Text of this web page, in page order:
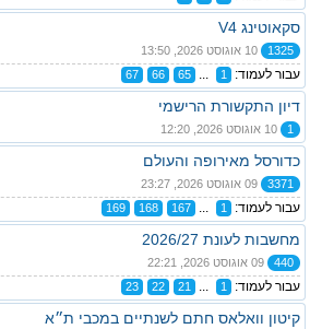
סקאוטינג V4
1325
עבור לעמוד: 1
...
65
66
67
דיון התקשורת הרישמי
1
כדורסל מאירופה והעולם
3371
עבור לעמוד: 1
...
167
168
169
מחשבות לעונת 2026/27
440
עבור לעמוד: 1
...
21
22
23
קיטון וואלאס חתם לשנתיים במכבי ת״א